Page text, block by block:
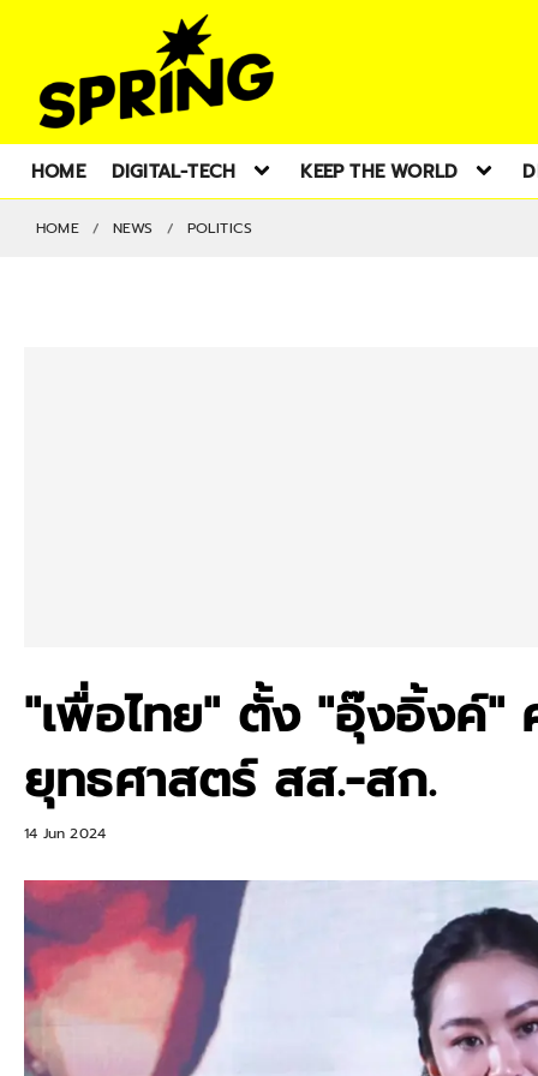
HOME DIGITAL-TECH KEEP THE WORLD
HOME NEWS POLITICS
"เพื่อไทย" ตั้ง "อุ๊งอิ้งค์"
ยุทธศาสตร์ สส.-สก.
14 Jun 2024